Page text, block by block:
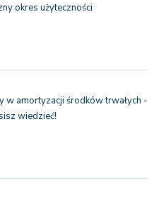
okres użyteczności
w amortyzacji środków trwałych -
wiedzieć!